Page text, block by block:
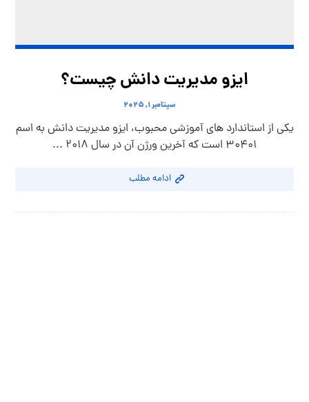
ایزو مدیریت دانش چیست؟
سپتامبر ۱, ۲۰۲۵
یکی از استاندارد های آموزشی محبوب، ایزو مدیریت دانش به اسم
30401 است که آخرین ورژن آن در سال 2018 ...
ادامه مطلب